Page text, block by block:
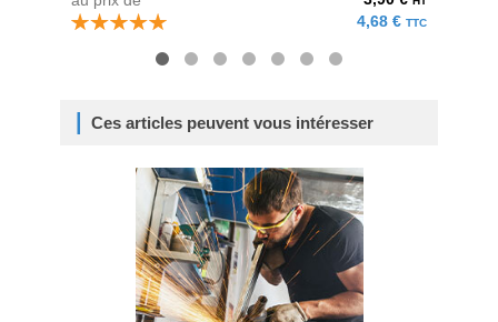
4,68 € TTC
Ces articles peuvent vous intéresser